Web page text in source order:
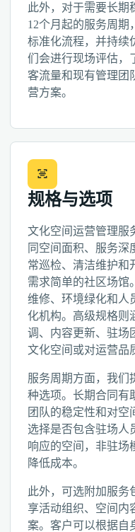
此外，对于需要长期
12个月起的服务周期
标准化流程，并持续
们会进行现场评估，
客流量和现有管理团
营方案。
规格与选项
文化空间运营管理服
同空间面积、服务深
常巡检、清洁维护和
需求简单的社区场馆
维修、环境绿化和人
化机构。高级规格则
调、内容更新、驻场
文化空间或对运营品
服务周期方面，我们
种选项。长期合同有
团队的稳定性和对空
选择是否包含驻场人
响应的空间，非驻场
降低成本。
此外，可选附加服务
享活动组织、空间内
案。客户可以根据自